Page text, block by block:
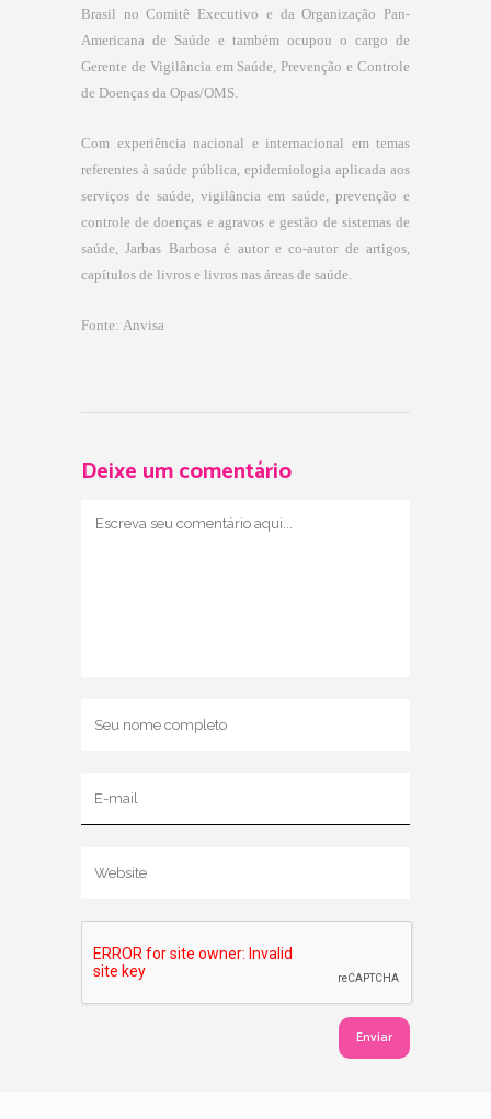
Brasil no Comitê Executivo e da Organização Pan-
Americana de Saúde e também ocupou o cargo de
Gerente de Vigilância em Saúde, Prevenção e Controle
de Doenças da Opas/OMS.
Com experiência nacional e internacional em temas
referentes à saúde pública, epidemiologia aplicada aos
serviços de saúde, vigilância em saúde, prevenção e
controle de doenças e agravos e gestão de sistemas de
saúde, Jarbas Barbosa é autor e co-autor de artigos,
capítulos de livros e livros nas áreas de saúde.
Fonte: Anvisa
Deixe um comentário